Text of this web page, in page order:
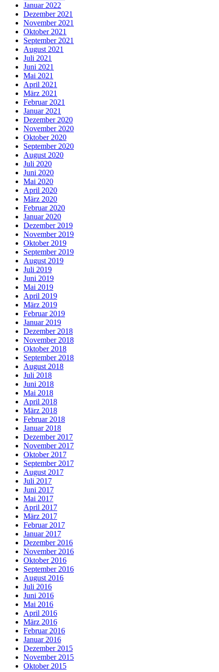
Januar 2022
Dezember 2021
November 2021
Oktober 2021
September 2021
August 2021
Juli 2021
Juni 2021
Mai 2021
April 2021
März 2021
Februar 2021
Januar 2021
Dezember 2020
November 2020
Oktober 2020
September 2020
August 2020
Juli 2020
Juni 2020
Mai 2020
April 2020
März 2020
Februar 2020
Januar 2020
Dezember 2019
November 2019
Oktober 2019
September 2019
August 2019
Juli 2019
Juni 2019
Mai 2019
April 2019
März 2019
Februar 2019
Januar 2019
Dezember 2018
November 2018
Oktober 2018
September 2018
August 2018
Juli 2018
Juni 2018
Mai 2018
April 2018
März 2018
Februar 2018
Januar 2018
Dezember 2017
November 2017
Oktober 2017
September 2017
August 2017
Juli 2017
Juni 2017
Mai 2017
April 2017
März 2017
Februar 2017
Januar 2017
Dezember 2016
November 2016
Oktober 2016
September 2016
August 2016
Juli 2016
Juni 2016
Mai 2016
April 2016
März 2016
Februar 2016
Januar 2016
Dezember 2015
November 2015
Oktober 2015